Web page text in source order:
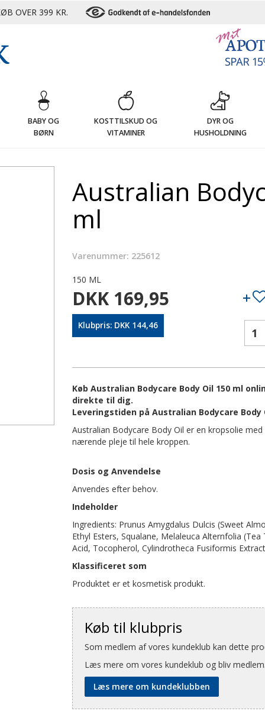
OVER 399 KR.
BABY OG
BØRN
KOSTTILSKUD OG
VITAMINER
DYR OG
HUSHOLDNING
Australian
ml
Varenummer: 225612
150 ML
DKK 169,95
Klubpris: DKK 144,46
Køb Australian Bodycare Body Oil 150 ml
direkte til dig.
Leveringstiden på Australian Bodycare Body
Australian Bodycare Body Oil er en kropsolie
nærende pleje til hele kroppen.
Dosis og Anvendelse
Anvendes efter behov.
Indeholder
Ingredients: Prunus Amygdalus Dulcis (Sweet
Ethyl Esters, Squalane, Melaleuca Alternfolia
Acid, Tocopherol, Cylindrotheca Fusiformis
Klassificeret som
Produktet er et kosmetisk produkt.
Køb til klubpris
Som medlem af vores kundeklub kan dette
Læs mere om vores kundeklub og bliv medlem.
Læs mere om kundeklubben